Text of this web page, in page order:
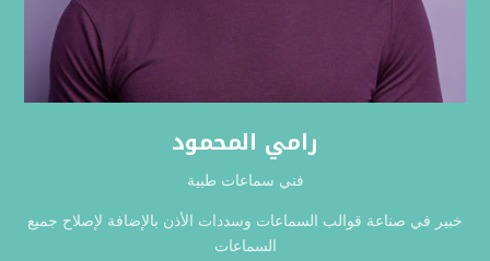
رامي المحمود
فني سماعات طبية
خبير في صناعة قوالب السماعات وسددات الأذن بالإضافة لإصلاح جميع
السماعات